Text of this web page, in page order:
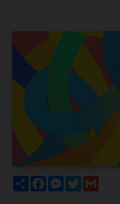
PartagerFacebook
Messenger
Twitter